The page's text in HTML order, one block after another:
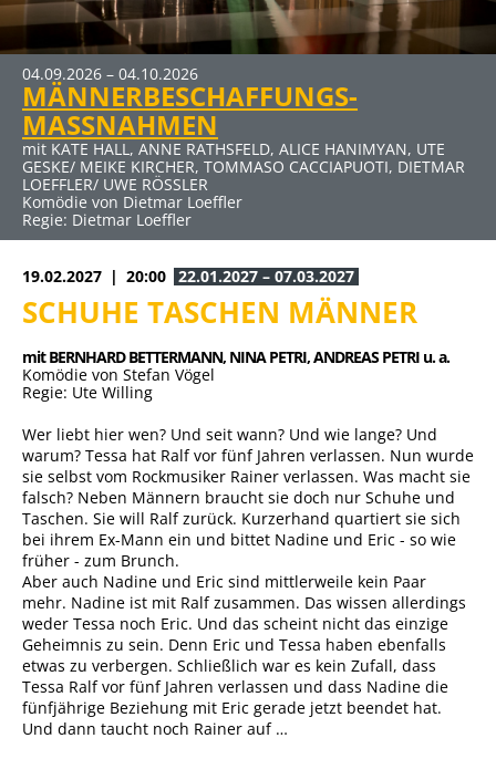
04.09.2026 – 04.10.2026
MÄNNERBESCHAFFUNGS-
MASSNAHMEN
mit KATE HALL, ANNE RATHSFELD, ALICE HANIMYAN, UTE
GESKE/ MEIKE KIRCHER, TOMMASO CACCIAPUOTI, DIETMAR
LOEFFLER/ UWE RÖSSLER
Komödie von Dietmar Loeffler
Regie: Dietmar Loeffler
22.01.2027 – 07.03.2027
SCHUHE TASCHEN MÄNNER
mit BERNHARD BETTERMANN, NINA PETRI, ANDREAS PETRI
u. a.
Komödie von Stefan Vögel
Regie: Ute Willing
19.03.2027 – 25.04.2027
DER ABSCHIEDSBRIEF
mit MICHAELA MAY UND SIGMAR SOLBACH
Komödie von Audrey Schebat
30.04.2027 – 06.06.2027
ELTERNABEND
mit DUSTIN SEMMELROGGE, CECILIA MUELLER-STAHL, CLAUS
THULL-EMDEN u. a.
Kein Thriller (Auch wenn der Titel nach Horror klingt) von
Sebastian Fitzek für die Bühne bearbeitet von René
Heinersdorff
MEHR INFOS
Klicken Sie auf den Link für mehr Infos und Buchung
19.02.2027 20:00 22.01.2027 – 07.03.2027
SCHUHE TASCHEN MÄNNER
mit BERNHARD BETTERMANN, NINA PETRI, ANDREAS PETRI u. a.
Komödie von Stefan Vögel
Regie: Ute Willing
Wer liebt hier wen? Und seit wann? Und wie lange? Und
warum? Tessa hat Ralf vor fünf Jahren verlassen. Nun wurde
sie selbst vom Rockmusiker Rainer verlassen. Was macht sie
falsch? Neben Männern braucht sie doch nur Schuhe und
Taschen. Sie will Ralf zurück. Kurzerhand quartiert sie sich
bei ihrem Ex-Mann ein und bittet Nadine und Eric - so wie
früher - zum Brunch.
Aber auch Nadine und Eric sind mittlerweile kein Paar
mehr. Nadine ist mit Ralf zusammen. Das wissen allerdings
weder Tessa noch Eric. Und das scheint nicht das einzige
Geheimnis zu sein. Denn Eric und Tessa haben ebenfalls
etwas zu verbergen. Schließlich war es kein Zufall, dass
Tessa Ralf vor fünf Jahren verlassen und dass Nadine die
fünfjährige Beziehung mit Eric gerade jetzt beendet hat.
Und dann taucht noch Rainer auf …